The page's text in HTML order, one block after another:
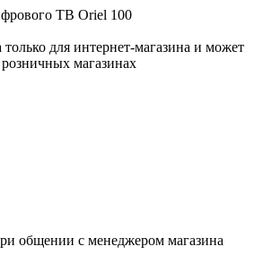
ТВ Oriel 100
для интернет-магазина и может
магазинах
общении с менеджером магазина